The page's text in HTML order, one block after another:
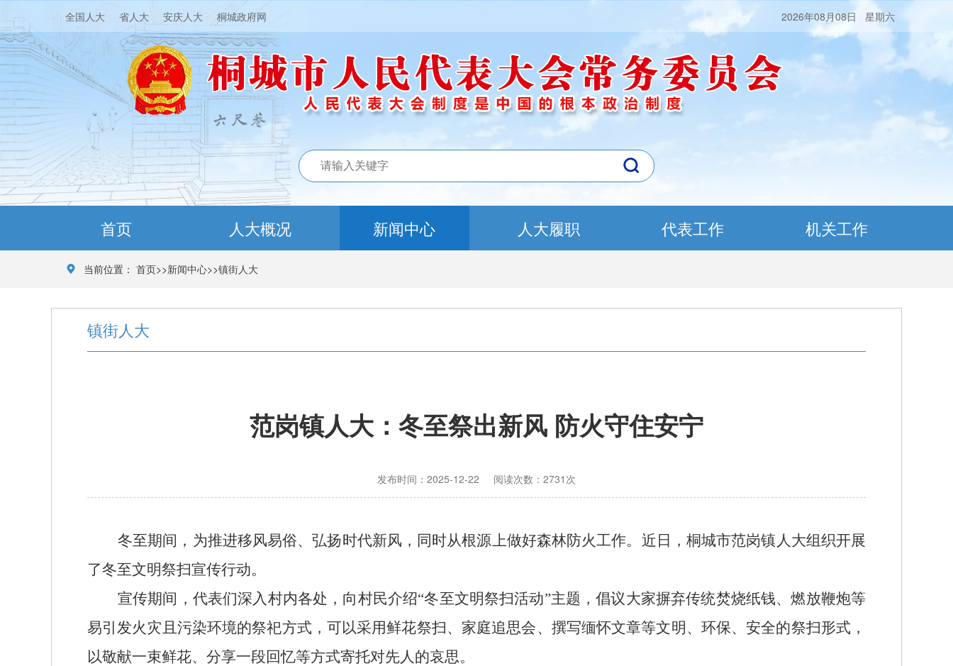
全国人大 省人大 安庆人大 桐城政府网 2026年08月08日 星期六
首页 人大概况 新闻中心 人大履职 代表工作 机关工作
 当前位置： 首页>>新闻中心>>镇街人大
镇街人大
范岗镇人大：冬至祭出新风 防火守住安宁
发布时间：2025-12-22 阅读次数：2731次
冬至期间 ，为推进移风易俗、弘扬时代新风，同时从根源上做好森林防火工作。近日，桐城市范岗镇人大组织开展
了冬至文明祭扫宣传行动。
宣传期间， 代表们深入村内各处，向村民介绍“冬至文明祭扫活动”主题，倡议大家摒弃传统焚烧纸钱、燃放鞭炮等
易引发火灾且污染环境的祭祀方式，可以采用鲜花祭扫、家庭追思会、撰写缅怀文章等文明、环保、安全的祭扫形式，
以敬献一束鲜花、分享一段回忆等方式寄托对先人的哀思。